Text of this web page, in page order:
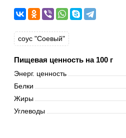
соус "Соевый"
Пищевая ценность на 100 г
Энерг. ценность
Белки
Жиры
Углеводы